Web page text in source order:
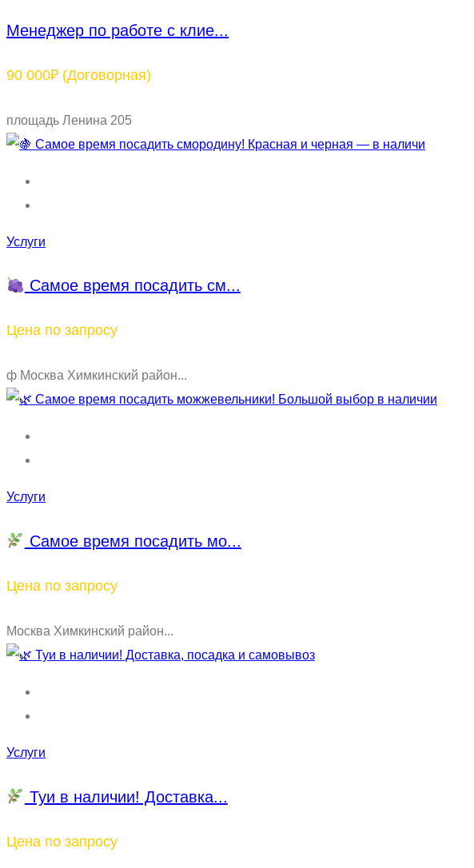
Менеджер по работе с клие...
90 000₽ (Договорная)
площадь Ленина 205
Услуги
Самое время посадить см...
Цена по запросу
ф Москва Химкинский район...
Услуги
Самое время посадить мо...
Цена по запросу
Москва Химкинский район...
Услуги
Туи в наличии! Доставка...
Цена по запросу